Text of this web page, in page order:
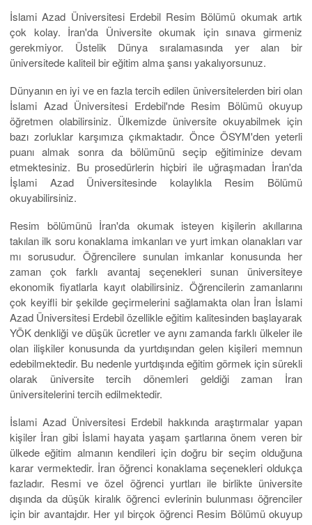
İslami Azad Üniversitesi Erdebil Resim Bölümü okumak artık
çok kolay. İran'da Üniversite okumak için sınava girmeniz
gerekmiyor. Üstelik Dünya sıralamasında yer alan bir
üniversitede kaliteil bir eğitim alma şansı yakalıyorsunuz.
Dünyanın en iyi ve en fazla tercih edilen üniversitelerden biri olan
İslami Azad Üniversitesi Erdebil'nde Resim Bölümü okuyup
öğretmen olabilirsiniz. Ülkemizde üniversite okuyabilmek için
bazı zorluklar karşımıza çıkmaktadır. Önce ÖSYM'den yeterli
puanı almak sonra da bölümünü seçip eğitiminize devam
etmektesiniz. Bu prosedürlerin hiçbiri ile uğraşmadan İran'da
İşlami Azad Üniversitesinde kolaylıkla Resim Bölümü
okuyabilirsiniz.
Resim bölümünü İran'da okumak isteyen kişilerin akıllarına
takılan ilk soru konaklama imkanları ve yurt imkan olanakları var
mı sorusudur. Öğrencilere sunulan imkanlar konusunda her
zaman çok farklı avantaj seçenekleri sunan üniversiteye
ekonomik fiyatlarla kayıt olabilirsiniz. Öğrencilerin zamanlarını
çok keyifli bir şekilde geçirmelerini sağlamakta olan İran İslami
Azad Üniversitesi Erdebil özellikle eğitim kalitesinden başlayarak
YÖK denkliği ve düşük ücretler ve aynı zamanda farklı ülkeler ile
olan ilişkiler konusunda da yurtdışından gelen kişileri memnun
edebilmektedir. Bu nedenle yurtdışında eğitim görmek için sürekli
olarak üniversite tercih dönemleri geldiği zaman İran
üniversitelerini tercih edilmektedir.
İslami Azad Üniversitesi Erdebil hakkında araştırmalar yapan
kişiler İran gibi İslami hayata yaşam şartlarına önem veren bir
ülkede eğitim almanın kendileri için doğru bir seçim olduğuna
karar vermektedir. İran öğrenci konaklama seçenekleri oldukça
fazladır. Resmi ve özel öğrenci yurtları ile birlikte üniversite
dışında da düşük kiralık öğrenci evlerinin bulunması öğrenciler
için bir avantajdır. Her yıl birçok öğrenci Resim Bölümü okuyup